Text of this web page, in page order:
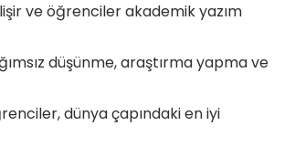
ve öğrenciler akademik yazım
düşünme, araştırma yapma ve
dünya çapındaki en iyi